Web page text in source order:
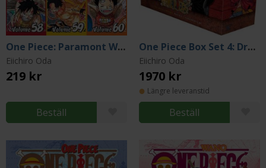
One Piece: Paramont War 58-59-60
Eiichiro Oda
219 kr
Beställ
One Piece Box Set 4: Dressrosa to Reverie, Vol 71-90
Eiichiro Oda
1970 kr
Längre leveranstid
Beställ